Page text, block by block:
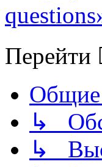
Перейти
Общие
↳
↳